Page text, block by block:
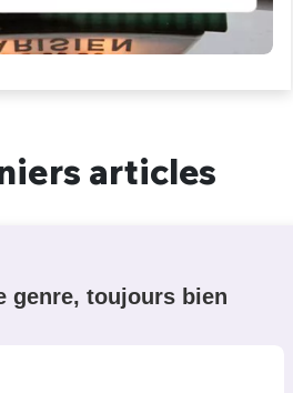
articles
genre, toujours bien